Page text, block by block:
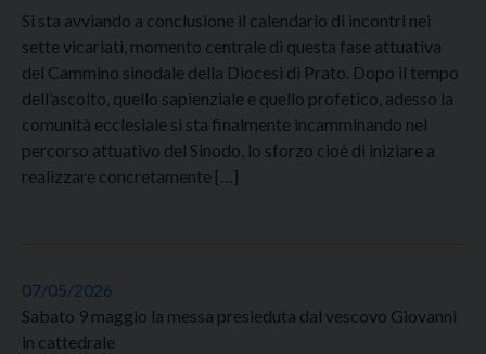
Si sta avviando a conclusione il calendario di incontri nei
sette vicariati, momento centrale di questa fase attuativa
del Cammino sinodale della Diocesi di Prato. Dopo il tempo
dell’ascolto, quello sapienziale e quello profetico, adesso la
comunità ecclesiale si sta finalmente incamminando nel
percorso attuativo del Sinodo, lo sforzo cioè di iniziare a
realizzare concretamente […]
07/05/2026
Sabato 9 maggio la messa presieduta dal vescovo Giovanni
in cattedrale